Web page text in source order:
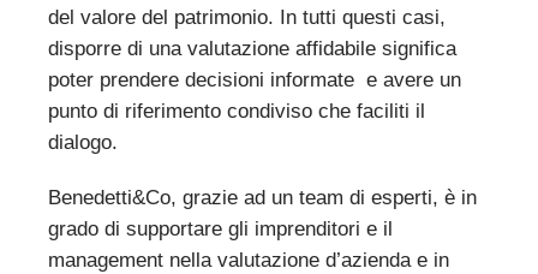
del valore del patrimonio. In tutti questi casi,
disporre di una valutazione affidabile significa
poter prendere decisioni informate e avere un
punto di riferimento condiviso che faciliti il
dialogo.
Benedetti&Co, grazie ad un team di esperti, è in
grado di supportare gli imprenditori e il
management nella valutazione d’azienda e in